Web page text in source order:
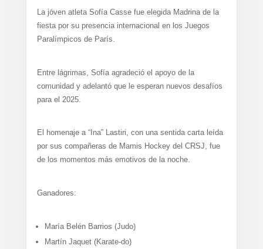
La jóven atleta Sofía Casse fue elegida Madrina de la
fiesta por su presencia internacional en los Juegos
Paralímpicos de París.
Entre lágrimas, Sofía agradeció el apoyo de la
comunidad y adelantó que le esperan nuevos desafíos
para el 2025.
El homenaje a “Ina” Lastiri, con una sentida carta leída
por sus compañeras de Mamis Hockey del CRSJ, fue
de los momentos más emotivos de la noche.
Ganadores:
María Belén Barrios (Judo)
Martín Jaquet (Karate-do)